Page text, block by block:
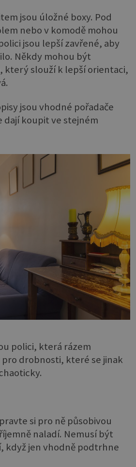
jsou úložné boxy. Pod
nebo v komodě mohou
jsou lepší zavřené, aby
Někdy mohou být
který slouží k lepší orientaci,
jsou vhodné pořadače
dají koupit ve stejném
polici, která rázem
drobnosti, které se jinak
si pro ně působivou
naladí. Nemusí být
když jen vhodně podtrhne